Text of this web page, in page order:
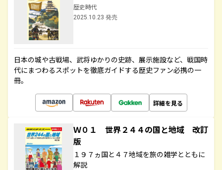
歴史時代
2025.10.23 発売
日本の城や古戦場、武将ゆかりの史跡、展示施設など、戦国時
代にまつわるスポットを徹底ガイドする歴史ファン必携の一
冊。
詳細を見る
Ｗ０１ 世界２４４の国と地域 改訂
版
１９７ヵ国と４７地域を旅の雑学とともに
解説